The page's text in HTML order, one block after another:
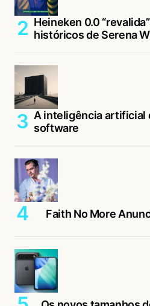
Heineken 0.0
históricos de Serena
A inteligência artificial
software
Faith No More